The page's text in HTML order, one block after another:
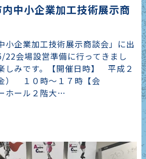
内中小企業加工技術展示商
小企業加工技術展示商談会」に出
22会場設営準備に行ってきまし
しみです。【開催日時】 平成２
金） １０時～１７時【会
ホール２階大…